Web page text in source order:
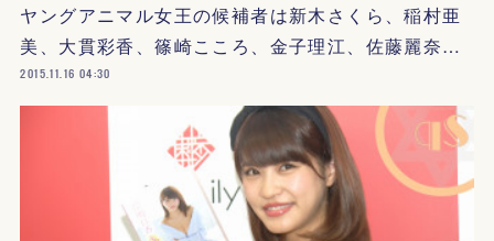
ヤングアニマル女王の候補者は新木さくら、稲村亜
美、大貫彩香、篠崎こころ、金子理江、佐藤麗奈…
2015.11.16 04:30